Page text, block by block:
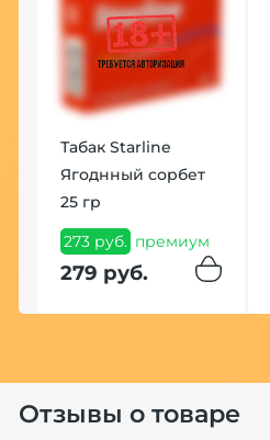
Табак Starline
Ягоднный сорбет
25 гр
273 руб. премиум
279 руб.
Отзывы о товаре